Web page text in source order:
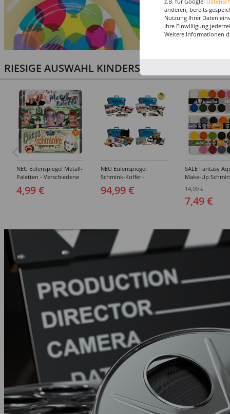
RIESIGE AUSWAHL KINDERSCHMINKEN,
NEU Eulenspiegel Metall-
Paletten - Verschiedene
4,99 €
NEU Eulenspiegel
Schmink-Koffer -
Ausführungen
94,99 €
SALE Fantasy
Make-Up
Paletten -
Ausführungen
14,99 €
7,49 €
anderen, bereits
Nutzung Ihrer Daten
Ihre Einwilligung
Weitere Informationen